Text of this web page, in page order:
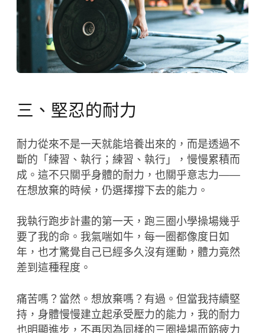
三、堅忍的耐力
耐力從來不是一天就能培養出來的，而是透過不
斷的「練習、執行；練習、執行」，慢慢累積而
成。這不只關乎身體的耐力，也關乎意志力——
在想放棄的時候，仍選擇撐下去的能力。
我執行跑步計畫的第一天，跑三圈小學操場幾乎
要了我的命。我氣喘如牛，每一圈都像度日如
年，也才驚覺自己已經多久沒有運動，體力竟然
差到這種程度。
痛苦嗎？當然。想放棄嗎？有過。但當我持續堅
持，身體慢慢建立起承受壓力的能力，我的耐力
也明顯進步，不再因為同樣的三圈操場而筋疲力